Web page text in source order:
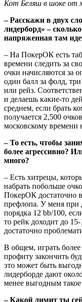
Кот Беляш в шоке от
– Расскажи в двух
лидерборд» –
напряженная там
– На ПокерОК есть
времени следить за
очки начисляются за
один балл за фолд, три
или рейз.
и делаешь какие-то
среднем, если брать
получается 2,500
московскому времени
– То есть, чтобы
более агрессивно?
много?
– Есть хитрецы,
набрать побольше
ПокерОК достаточно
префлопа. У меня при
порядка 12 bb/100,
то рейк доходит до
достаточно
В общем, играть
профиту закончить
это может быть
лидерборде дают
менее выгодным такое
– Какой лимит ты